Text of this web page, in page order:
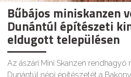
Bűbájos miniskanzen
Dunántúl építészeti
eldugott településen
Az ászári Mini Skanzen rendhagyó
Dunántúl népi építészetét a